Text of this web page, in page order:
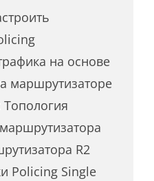
на основе
маршрутизаторе
R2
Policing Single